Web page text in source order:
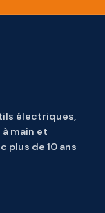
électriques,
main et
plus de 10 ans